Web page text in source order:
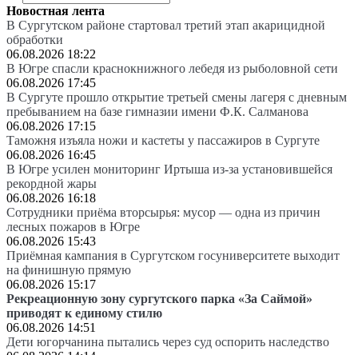
Новостная лента
В Сургутском районе стартовал третий этап акарицидной
обработки
06.08.2026 18:22
В Югре спасли краснокнижного лебедя из рыболовной сети
06.08.2026 17:45
В Сургуте прошло открытие третьей смены лагеря с дневным
пребыванием на базе гимназии имени Ф.К. Салманова
06.08.2026 17:15
Таможня изъяла ножи и кастеты у пассажиров в Сургуте
06.08.2026 16:45
В Югре усилен мониторинг Иртыша из-за установившейся
рекордной жары
06.08.2026 16:18
Сотрудники приёма вторсырья: мусор — одна из причин
лесных пожаров в Югре
06.08.2026 15:43
Приёмная кампания в Сургутском госуниверситете выходит
на финишную прямую
06.08.2026 15:17
Рекреационную зону сургутского парка «За Саймой»
приводят к единому стилю
06.08.2026 14:51
Дети югорчанина пытались через суд оспорить наследство